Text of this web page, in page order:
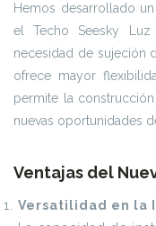
Hemos desarrollado
el Techo Seesky
necesidad de sujeción
ofrece mayor
permite la
nuevas oportunidades
Ventajas del
Versatilidad en la